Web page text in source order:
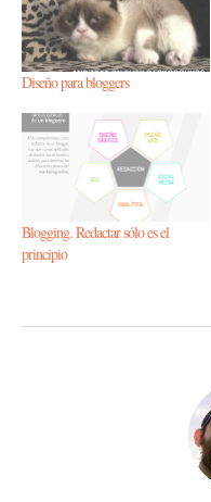
Diseño para bloggers
Blogging. Redactar sólo es el
principio